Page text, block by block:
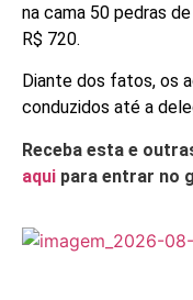
na cama 50 pedras
R$ 720.
Diante dos fatos, os
conduzidos até a
Receba esta e
aqui para entrar no